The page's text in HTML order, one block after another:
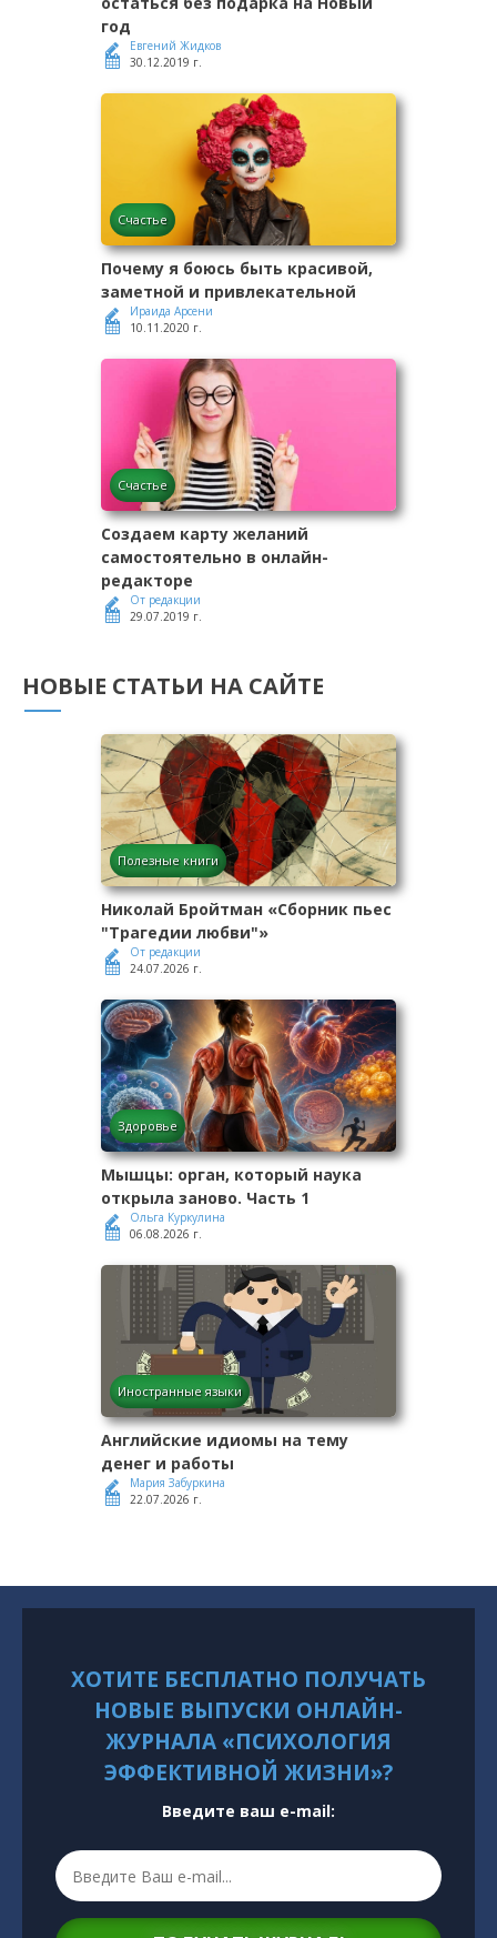
год
Евгений Жидков
30.12.2019 г.
Счастье
Почему я боюсь быть красивой,
заметной и привлекательной
Ираида Арсени
10.11.2020 г.
Счастье
Создаем карту желаний
самостоятельно в онлайн-
редакторе
От редакции
29.07.2019 г.
НОВЫЕ СТАТЬИ НА САЙТЕ
Полезные книги
Николай Бройтман «Сборник пьес
"Трагедии любви"»
От редакции
24.07.2026 г.
Здоровье
Мышцы: орган, который наука
открыла заново. Часть 1
Ольга Куркулина
06.08.2026 г.
Иностранные языки
Английские идиомы на тему
денег и работы
Мария Забуркина
22.07.2026 г.
ХОТИТЕ БЕСПЛАТНО ПОЛУЧАТЬ
НОВЫЕ ВЫПУСКИ ОНЛАЙН-
ЖУРНАЛА «ПСИХОЛОГИЯ
ЭФФЕКТИВНОЙ ЖИЗНИ»?
Введите ваш e-mail: